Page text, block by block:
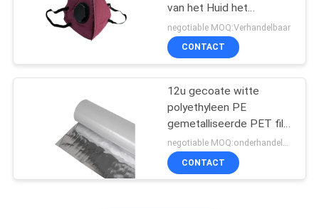
Medische Ijszak
van het Huid het
Vriendschappelijke FFP2
Ademhalingsapparaat
vouwen
negotiable MOQ:Verhandelbaar
CONTACT
12u gecoate witte
polyethyleen PE
gemetalliseerde PET film
voedsel zachte Petg film
zilver kristal spiegel pet
film
negotiable MOQ:onderhandelbaar
CONTACT